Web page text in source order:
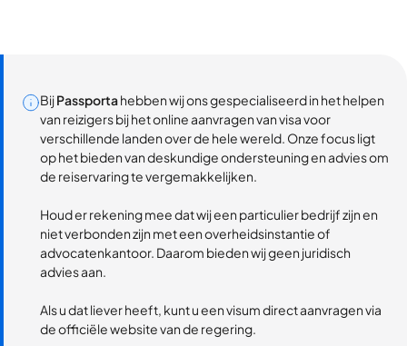
BijPassportahebben wij ons gespecialiseerd in het helpen
van reizigers bij het online aanvragen van visa voor
verschillende landen over de hele wereld. Onze focus ligt
op het bieden van deskundige ondersteuning en advies om
de reiservaring te vergemakkelijken.
Houd er rekening mee dat wij een particulier bedrijf zijn en
niet verbonden zijn met een overheidsinstantie of
advocatenkantoor. Daarom bieden wij geen juridisch
advies aan.
Als u dat liever heeft, kunt u een visum direct aanvragen via
de officiële website van de regering.